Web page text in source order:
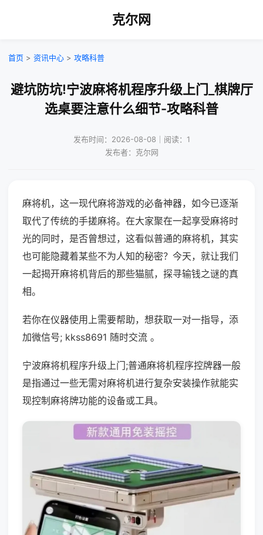
克尔网
首页 > 资讯中心 > 攻略科普
避坑防坑!宁波麻将机程序升级上门_棋牌厅
选桌要注意什么细节-攻略科普
发布时间：2026-08-08｜阅读：1
发布者：克尔网
麻将机，这一现代麻将游戏的必备神器，如今已逐渐
取代了传统的手搓麻将。在大家聚在一起享受麻将时
光的同时，是否曾想过，这看似普通的麻将机，其实
也可能隐藏着某些不为人知的秘密？今天，就让我们
一起揭开麻将机背后的那些猫腻，探寻输钱之谜的真
相。
若你在仪器使用上需要帮助，想获取一对一指导，添
加微信号; kkss8691 随时交流 。
宁波麻将机程序升级上门;普通麻将机程序控牌器一般
是指通过一些无需对麻将机进行复杂安装操作就能实
现控制麻将牌功能的设备或工具。